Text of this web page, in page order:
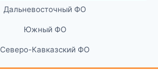
Дальневосточный ФО
Южный ФО
Северо-Кавказский ФО